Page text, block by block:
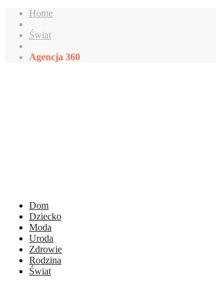
Home
Świat
Agencja 360
Dom
Dziecko
Moda
Uroda
Zdrowie
Rodzina
Świat